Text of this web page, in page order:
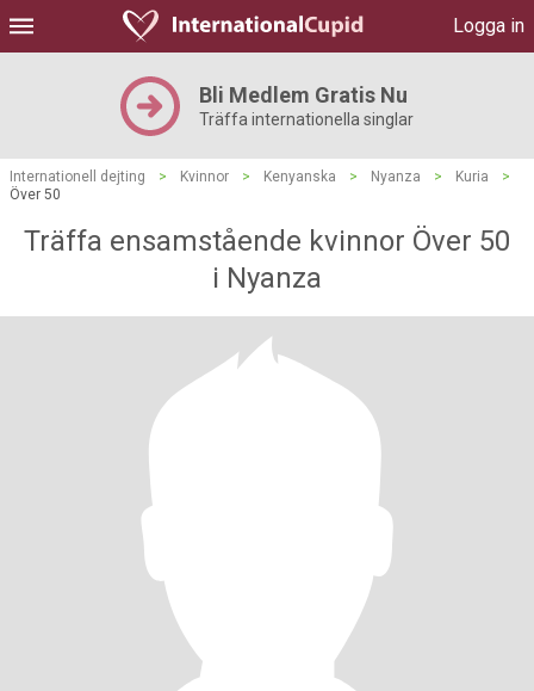
Logga in
Bli Medlem Gratis Nu
Träffa internationella singlar
Internationell dejting > Kvinnor > Kenyanska > Nyanza > Kuria
>
Över 50
Träffa ensamstående kvinnor Över 50
i Nyanza